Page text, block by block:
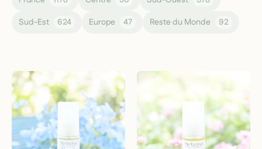
Sud-Est
624 Europe 47 Reste du Monde 92